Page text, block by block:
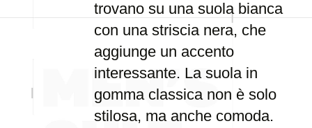
trovano su una suola bianca
con una striscia nera, che
aggiunge un accento
interessante. La suola in
gomma classica non è solo
stilosa, ma anche comoda.